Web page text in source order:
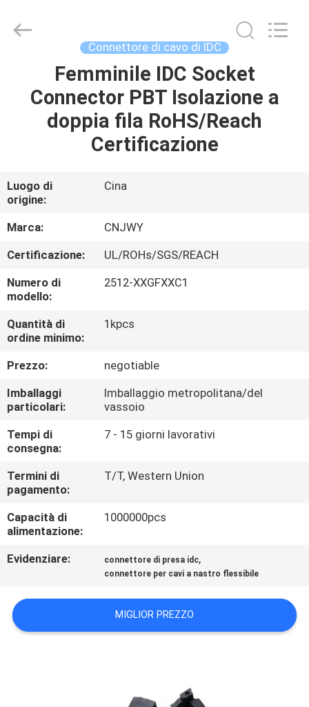
PRODOTTI
NOI
GIRO
DELLA
FABBRICA
CONTROLLO
DI
QUALITÀ
CONTATTICI
RICHIEDA
UNA
CITAZIONE
NEWS
MAPPA
DEL
Electronic
Connettore di cavo di IDC
Femminile IDC Socket
Connector PBT Isolazione a
doppia fila RoHS/Reach
Certificazione
Luogo di
origine:
Cina
Marca:
CNJWY
Certificazione:
UL/ROHs/SGS/REACH
Numero di
modello:
2512-XXGFXXC1
Quantità di
ordine minimo:
1kpcs
Prezzo:
negotiable
Imballaggi
particolari:
Imballaggio metropolitana/del
vassoio
Tempi di
consegna:
7 - 15 giorni lavorativi
Termini di
pagamento:
T/T, Western Union
Capacità di
alimentazione:
1000000pcs
Evidenziare: connettore di presa idc,
connettore per cavi a nastro flessibile
MIGLIOR PREZZO